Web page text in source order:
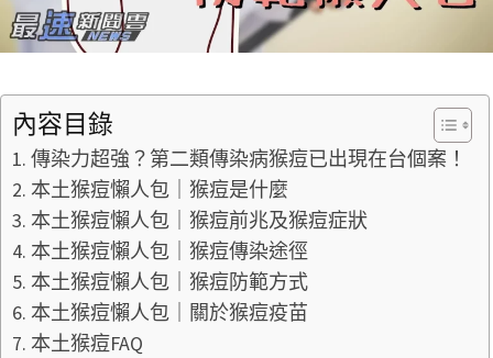
內容目錄
傳染力超強？第二類傳染病猴痘已出現在台個案！
本土猴痘懶人包｜猴痘是什麼
本土猴痘懶人包｜猴痘前兆及猴痘症狀
本土猴痘懶人包｜猴痘傳染途徑
本土猴痘懶人包｜猴痘防範方式
本土猴痘懶人包｜關於猴痘疫苗
本土猴痘FAQ